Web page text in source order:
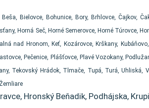
Bielovce, Bohunice, Bory, Brhlovce, Čajkov,
Horná Seč, Horné Semerovce, Horné Túrovce,
nad Hronom, Keť, Kozárovce, Krškany,
Pečenice, Plášťovce, Plavé Vozokany,
Tekovský Hrádok, Tlmače, Tupá, Turá,
Hronský Beňadik, Podhájska,